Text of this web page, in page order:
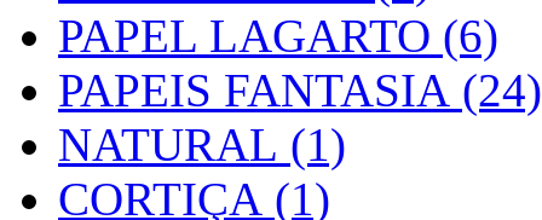
PAPEL LAGARTO (6)
PAPEIS FANTASIA (24)
NATURAL (1)
CORTIÇA (1)